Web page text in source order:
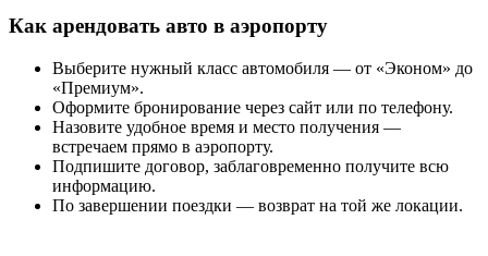
Как арендовать авто в аэропорту
Выберите нужный класс автомобиля — от «Эконом» до
«Премиум».
Оформите бронирование через сайт или по телефону.
Назовите удобное время и место получения —
встречаем прямо в аэропорту.
Подпишите договор, заблаговременно получите всю
информацию.
По завершении поездки — возврат на той же локации.